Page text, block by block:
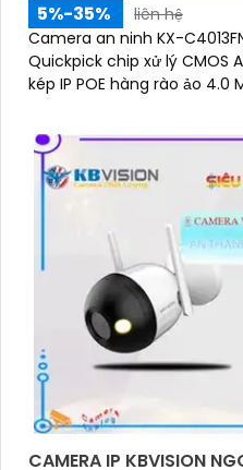
5%-35%
liên hệ
Camera an ninh KX-
Quickpick chip xử lý CMOS
kép IP POE hàng rào ảo 4.0
CAMERA IP KBVISION